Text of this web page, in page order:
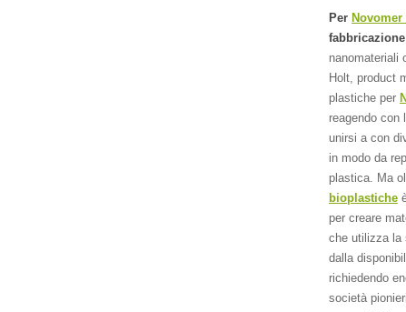
Per Novomer
fabbricazione
nanomateriali
Holt, product
plastiche per
reagendo con
unirsi a con
in modo da
plastica. Ma
bioplastiche
per creare
che utilizza la
dalla
richiedendo
società